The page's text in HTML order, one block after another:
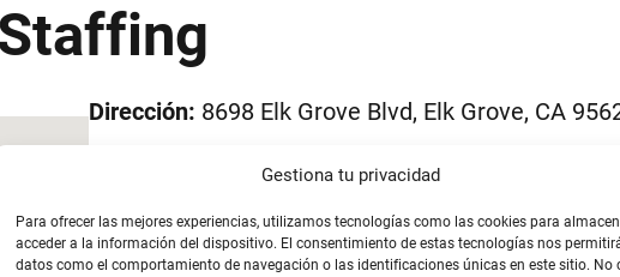
Gestiona tu privacidad
Para ofrecer las mejores experiencias, utilizamos tecnologías como las cookies para
acceder a la información del dispositivo. El consentimiento de estas tecnologías nos
datos como el comportamiento de navegación o las identificaciones únicas en este sitio. No
Dirección: 8698 Elk Grove Blvd, Elk Grove, CA
+1 877-217-7778
Web: https://www.mdapremierstaffing.com/